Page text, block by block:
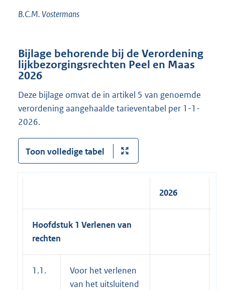
B.C.M. Vostermans
Bijlage behorende bij de Verordening
lijkbezorgingsrechten Peel en Maas
2026
Deze bijlage omvat de in artikel 5 van genoemde
verordening aangehaalde tarieventabel per 1-1-
2026.
Toon volledige tabel
2026
Hoofdstuk 1 Verlenen van
rechten
1.1.
Voor het verlenen
van het uitsluitend